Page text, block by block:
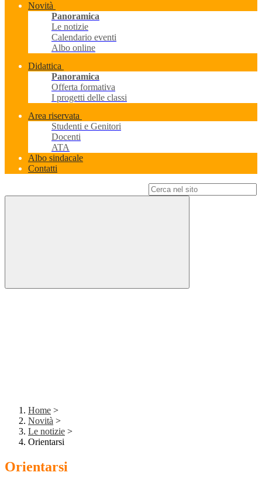
Novità
Panoramica
Le notizie
Calendario eventi
Albo online
Didattica
Panoramica
Offerta formativa
I progetti delle classi
Area riservata
Studenti e Genitori
Docenti
ATA
Albo sindacale
Contatti
Home >
Novità >
Le notizie >
Orientarsi
Orientarsi